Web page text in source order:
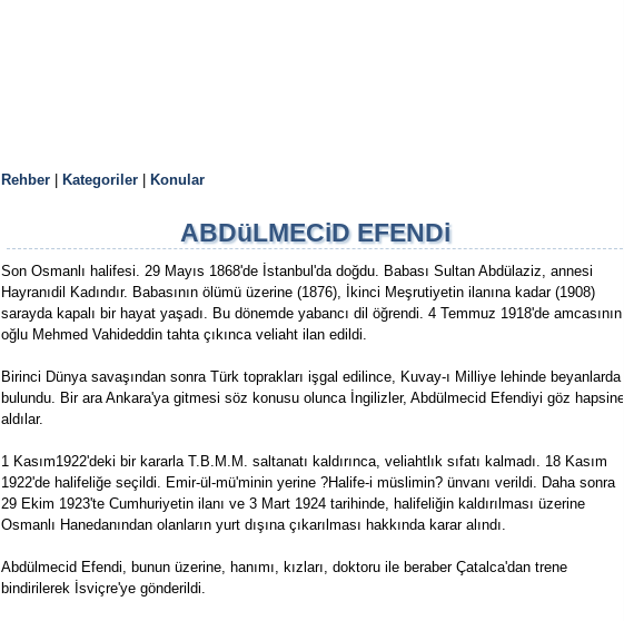
Rehber Kategoriler Konular
ABDüLMECiD EFENDi
Son Osmanlı halifesi. 29 Mayıs 1868'de İstanbul'da doğdu. Babası Sultan Abdülaziz, annesi
Hayranıdil Kadındır. Babasının ölümü üzerine (1876), İkinci Meşrutiyetin ilanına kadar (1908)
sarayda kapalı bir hayat yaşadı. Bu dönemde yabancı dil öğrendi. 4 Temmuz 1918'de amcasının
oğlu Mehmed Vahideddin tahta çıkınca veliaht ilan edildi.
Birinci Dünya savaşından sonra Türk toprakları işgal edilince, Kuvay-ı Milliye lehinde beyanlarda
bulundu. Bir ara Ankara'ya gitmesi söz konusu olunca İngilizler, Abdülmecid Efendiyi göz hapsine
aldılar.
1 Kasım1922'deki bir kararla T.B.M.M. saltanatı kaldırınca, veliahtlık sıfatı kalmadı. 18 Kasım
1922'de halifeliğe seçildi. Emir-ül-mü'minin yerine ?Halife-i müslimin? ünvanı verildi. Daha sonra
29 Ekim 1923'te Cumhuriyetin ilanı ve 3 Mart 1924 tarihinde, halifeliğin kaldırılması üzerine
Osmanlı Hanedanından olanların yurt dışına çıkarılması hakkında karar alındı.
Abdülmecid Efendi, bunun üzerine, hanımı, kızları, doktoru ile beraber Çatalca'dan trene
bindirilerek İsviçre'ye gönderildi.